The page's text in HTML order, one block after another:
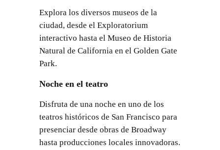
Explora los diversos museos de la
ciudad, desde el Exploratorium
interactivo hasta el Museo de Historia
Natural de California en el Golden Gate
Park.
Noche en el teatro
Disfruta de una noche en uno de los
teatros históricos de San Francisco para
presenciar desde obras de Broadway
hasta producciones locales innovadoras.